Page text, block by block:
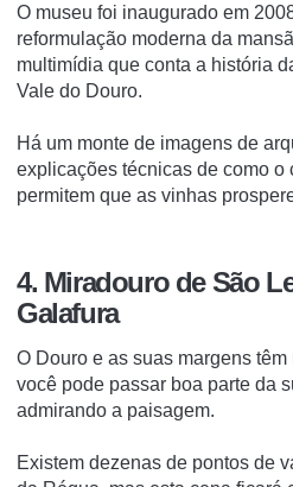
O museu foi inaugurado em
reformulação moderna da
multimídia que conta a história
Vale do Douro.
Há um monte de imagens de
explicações técnicas de como o
permitem que as vinhas
4. Miradouro de São
Galafura
O Douro e as suas margens
você pode passar boa parte da
admirando a paisagem.
Existem dezenas de pontos de